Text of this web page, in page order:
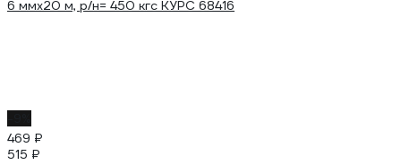
469 ₽
515 ₽